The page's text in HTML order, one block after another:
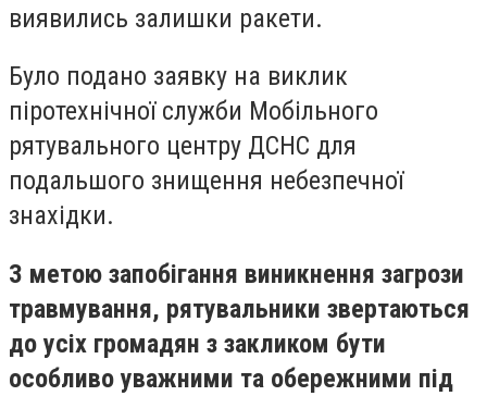
виявились залишки ракети.
Було подано заявку на виклик
піротехнічної служби Мобільного
рятувального центру ДСНС для
подальшого знищення небезпечної
знахідки.
З метою запобігання виникнення загрози
травмування, рятувальники звертаються
до усіх громадян з закликом бути
особливо уважними та обережними під